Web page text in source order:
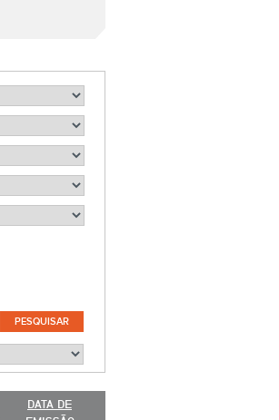
DATA DE